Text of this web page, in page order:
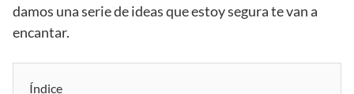
damos una serie de ideas que estoy segura te van a
encantar.
Índice